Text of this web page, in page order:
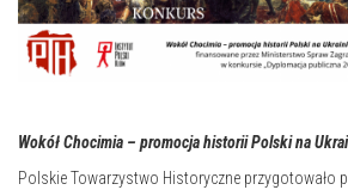
Wokół Chocimia – promocja historii Polski na
Polskie Towarzystwo Historyczne przygotowało